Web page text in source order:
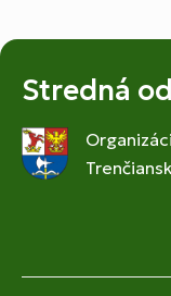
Stredná